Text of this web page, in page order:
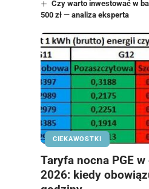
Czy warto inwestować w
500 zł — analiza eksperta
CIEKAWOSTKI
Taryfa nocna PGE
2026: kiedy